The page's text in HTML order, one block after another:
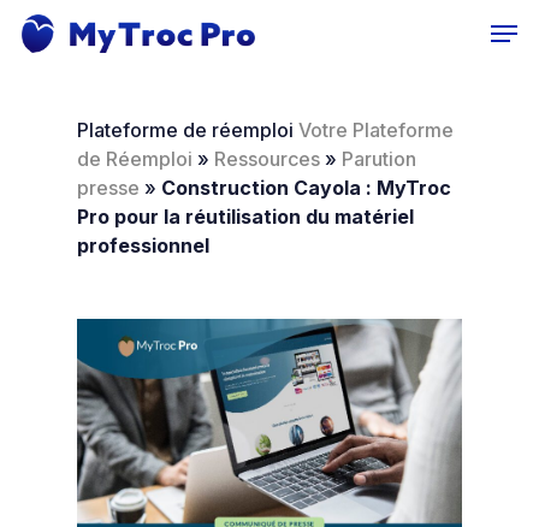
Skip
Plateforme de réemploi Votre Plateforme
de Réemploi » Ressources » Parution
presse » Construction Cayola : MyTroc
Pro pour la réutilisation du matériel
professionnel